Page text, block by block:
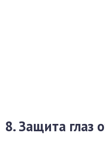
8. Защита глаз